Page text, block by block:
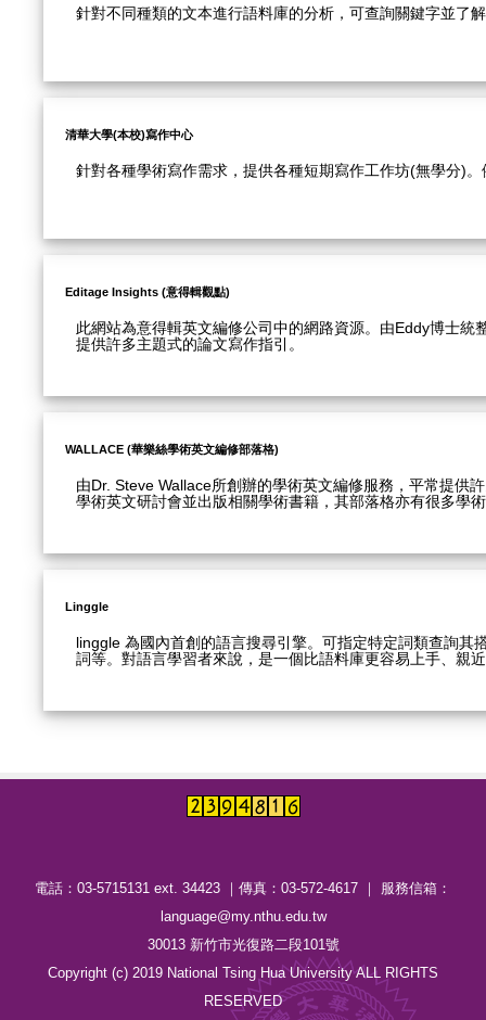
針對不同種類的文本進行語料庫的分析，可查詢關鍵字並了
清華大學(本校)寫作中心
針對各種學術寫作需求，提供各種短期寫作工作坊(無學分)
Editage Insights (意得輯觀點)
此網站為意得輯英文編修公司中的網路資源。由Eddy博士
提供許多主題式的論文寫作指引。
WALLACE (華樂絲學術英文編修部落格)
由Dr. Steve Wallace所創辦的學術英文編修服務，平常提供
學術英文研討會並出版相關學術書籍，其部落格亦有很多學
Linggle
linggle 為國內首創的語言搜尋引擎。可指定特定詞類查詢
詞等。對語言學習者來說，是一個比語料庫更容易上手、親
電話：03-5715131 ext. 34423 ｜傳真：03-572-4617 ｜ 服務信箱：
language@my.nthu.edu.tw
30013 新竹市光復路二段101號
Copyright (c) 2019 National Tsing Hua University ALL RIGHTS
RESERVED